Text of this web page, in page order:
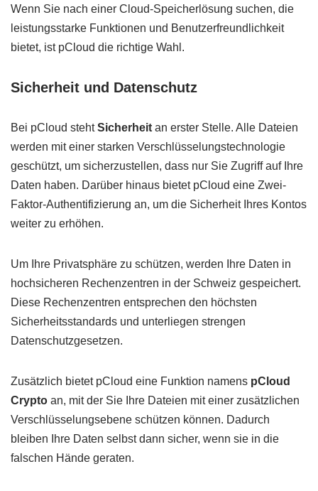
Wenn Sie nach einer Cloud-Speicherlösung suchen, die
leistungsstarke Funktionen und Benutzerfreundlichkeit
bietet, ist pCloud die richtige Wahl.
Sicherheit und Datenschutz
Bei pCloud stehtSicherheit an erster Stelle. Alle Dateien
werden mit einer starken Verschlüsselungstechnologie
geschützt, um sicherzustellen, dass nur Sie Zugriff auf Ihre
Daten haben. Darüber hinaus bietet pCloud eine Zwei-
Faktor-Authentifizierung an, um die Sicherheit Ihres Kontos
weiter zu erhöhen.
Um Ihre Privatsphäre zu schützen, werden Ihre Daten in
hochsicheren Rechenzentren in der Schweiz gespeichert.
Diese Rechenzentren entsprechen den höchsten
Sicherheitsstandards und unterliegen strengen
Datenschutzgesetzen.
Zusätzlich bietet pCloud eine Funktion namens pCloud
Crypto an, mit der Sie Ihre Dateien mit einer zusätzlichen
Verschlüsselungsebene schützen können. Dadurch
bleiben Ihre Daten selbst dann sicher, wenn sie in die
falschen Hände geraten.